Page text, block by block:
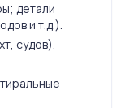
детали
и т.д.).
судов).